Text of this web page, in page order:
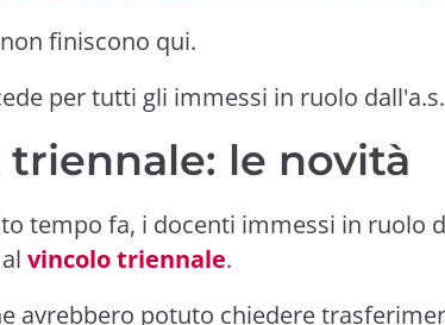
finiscono qui.
per tutti gli immessi in ruolo
le novità
tempo fa, i docenti immessi in ruolo
vincolo triennale.
avrebbero potuto chiedere